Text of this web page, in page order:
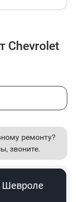
Chevrolet
ремонту?
звоните.
Шевроле